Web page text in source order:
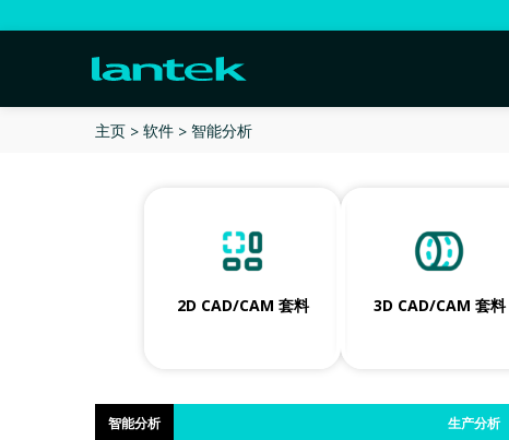
主页 软件 智能分析
2D CAD/CAM 套料 3D CAD/CAM 套料
智能分析 生产分析